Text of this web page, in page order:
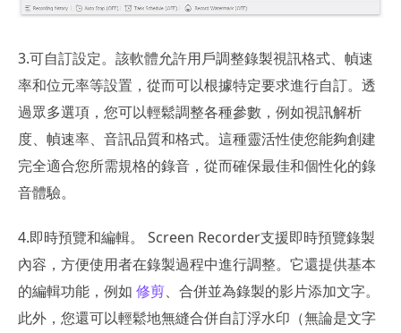
3.可自訂設定。該軟體允許用戶調整錄製視訊格式、幀速
率和位元率等設置，從而可以根據特定要求進行自訂。透
過眾多選項，您可以輕鬆調整各種參數，例如視訊解析
度、幀速率、音訊品質和格式。這種靈活性使您能夠創建
完全適合您所需規格的錄音，從而確保最佳和個性化的錄
音體驗。
4.即時預覽和編輯。 Screen Recorder支援即時預覽錄製
內容，方便使用者在錄製過程中進行調整。它還提供基本
的編輯功能，例如 修剪、合併並為錄製的影片添加文字。
此外，您還可以輕鬆地無縫合併自訂浮水印（無論是文字